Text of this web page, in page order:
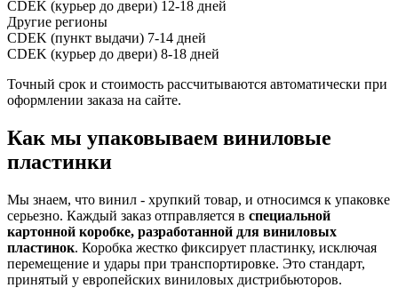
CDEK (курьер до двери) 12-18 дней
Другие регионы
CDEK (пункт выдачи) 7-14 дней
CDEK (курьер до двери) 8-18 дней
Точный срок и стоимость рассчитываются автоматически при
оформлении заказа на сайте.
Как мы упаковываем виниловые
пластинки
Мы знаем, что винил - хрупкий товар, и относимся к упаковке
серьезно. Каждый заказ отправляется в специальной
картонной коробке, разработанной для виниловых
пластинок. Коробка жестко фиксирует пластинку, исключая
перемещение и удары при транспортировке. Это стандарт,
принятый у европейских виниловых дистрибьюторов.